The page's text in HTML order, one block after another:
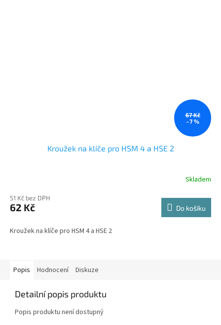
67 Kč
–7 %
Kroužek na klíče pro HSM 4 a HSE 2
Skladem
51 Kč bez DPH
62 Kč Do košíku
Kroužek na klíče pro HSM 4 a HSE 2
Popis Hodnocení Diskuze
Detailní popis produktu
Popis produktu není dostupný